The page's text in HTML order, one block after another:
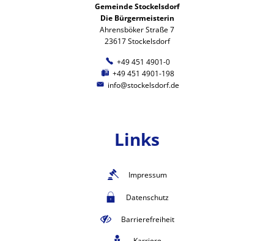
Gemeinde Stockelsdorf
Die Bürgermeisterin
Ahrensböker Straße 7
23617 Stockelsdorf
+49 451 4901-0
+49 451 4901-198
info@stockelsdorf.de
Links
Impressum
Datenschutz
Barrierefreiheit